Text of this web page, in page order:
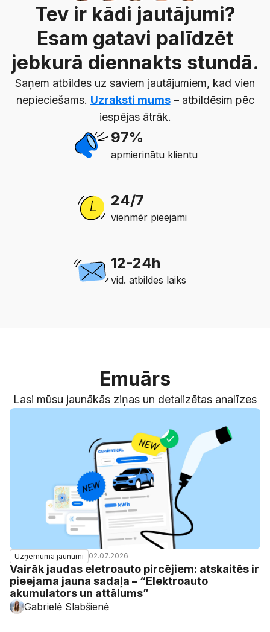
Tev ir kādi jautājumi?
Esam gatavi palīdzēt
jebkurā diennakts stundā.
Saņem atbildes uz saviem jautājumiem, kad vien
nepieciešams. Uzraksti mums– atbildēsim pēc
iespējas ātrāk.
97%
apmierinātu klientu
24/7
vienmēr pieejami
12-24h
vid. atbildes laiks
Emuārs
Lasi mūsu jaunākās ziņas un detalizētas analīzes
Uzņēmuma jaunumi 02.07.2026
Vairāk jaudas eletroauto pircējiem: atskaitēs ir
pieejama jauna sadaļa – “Elektroauto
akumulators un attālums”
Gabrielė Slabšienė